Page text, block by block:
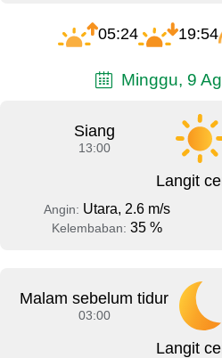
05:24 19:54
Minggu, 9
Siang
13:00
Langit
Angin: Utara, 2.6 m/s
Kelembaban: 35 %
Malam sebelum tidur
03:00
Langit